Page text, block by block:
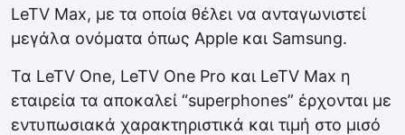
LeTV Max, με τα οποία θέλει να ανταγωνιστεί
μεγάλα ονόματα όπως Apple και Samsung.
Τα LeTV One, LeTV One Pro και LeTV Max η
εταιρεία τα αποκαλεί “superphones” έρχονται με
εντυπωσιακά χαρακτηριστικά και τιμή στο μισό